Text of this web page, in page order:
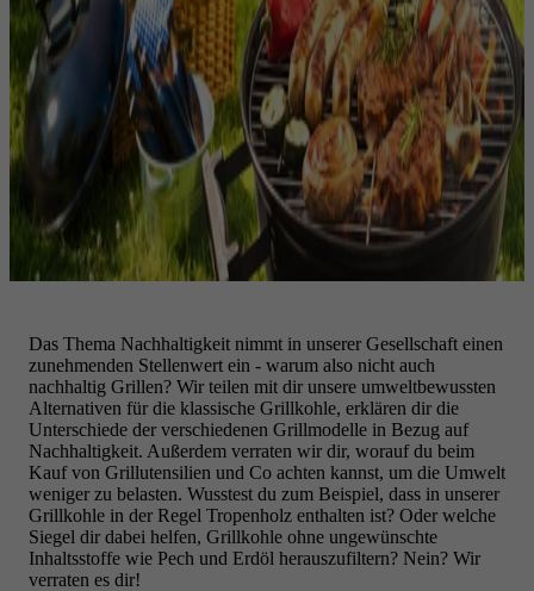
Das Thema Nachhaltigkeit nimmt in unserer Gesellschaft einen
zunehmenden Stellenwert ein - warum also nicht auch
nachhaltig Grillen? Wir teilen mit dir unsere umweltbewussten
Alternativen für die klassische Grillkohle, erklären dir die
Unterschiede der verschiedenen Grillmodelle in Bezug auf
Nachhaltigkeit. Außerdem verraten wir dir, worauf du beim
Kauf von Grillutensilien und Co achten kannst, um die Umwelt
weniger zu belasten. Wusstest du zum Beispiel, dass in unserer
Grillkohle in der Regel Tropenholz enthalten ist? Oder welche
Siegel dir dabei helfen, Grillkohle ohne ungewünschte
Inhaltsstoffe wie Pech und Erdöl herauszufiltern? Nein? Wir
verraten es dir!